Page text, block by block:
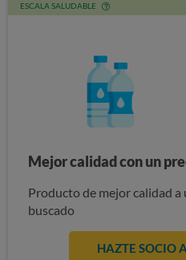
ESCALA SALUDABLE
Mejor calidad con un
Producto de mejor calidad a
buscado
HAZTE SOCIO